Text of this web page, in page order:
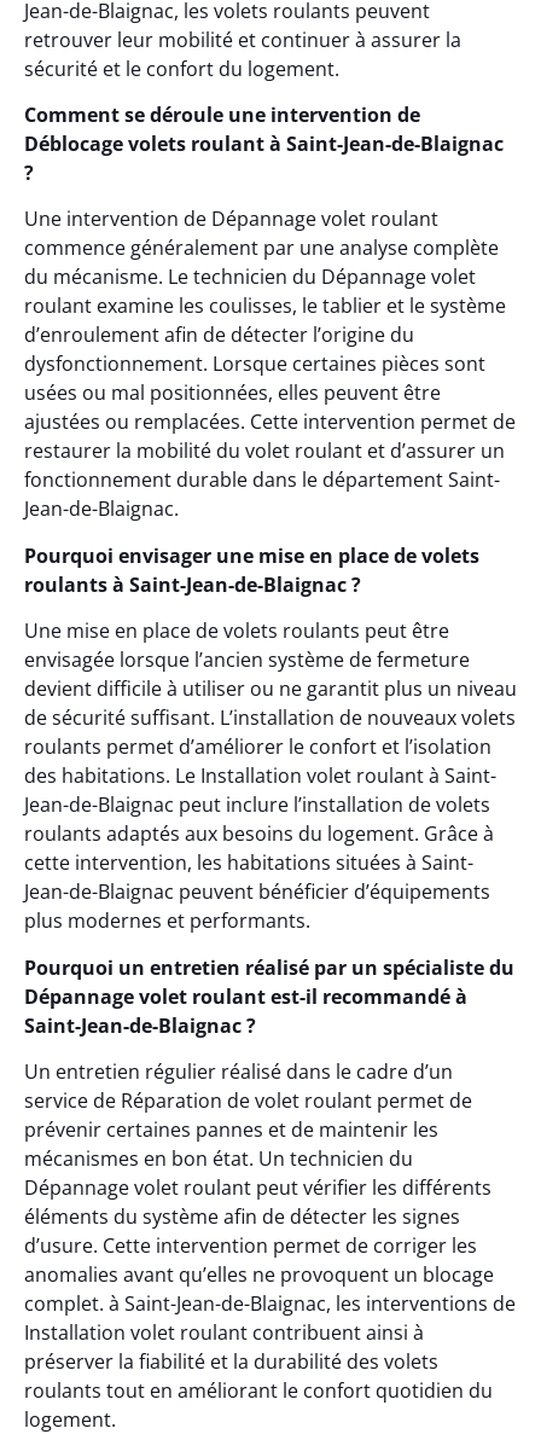
Jean-de-Blaignac, les volets roulants peuvent
retrouver leur mobilité et continuer à assurer la
sécurité et le confort du logement.
Comment se déroule une intervention de
Déblocage volets roulant à Saint-Jean-de-Blaignac
?
Une intervention de Dépannage volet roulant
commence généralement par une analyse complète
du mécanisme. Le technicien du Dépannage volet
roulant examine les coulisses, le tablier et le système
d’enroulement afin de détecter l’origine du
dysfonctionnement. Lorsque certaines pièces sont
usées ou mal positionnées, elles peuvent être
ajustées ou remplacées. Cette intervention permet de
restaurer la mobilité du volet roulant et d’assurer un
fonctionnement durable dans le département Saint-
Jean-de-Blaignac.
Pourquoi envisager une mise en place de volets
roulants à Saint-Jean-de-Blaignac ?
Une mise en place de volets roulants peut être
envisagée lorsque l’ancien système de fermeture
devient difficile à utiliser ou ne garantit plus un niveau
de sécurité suffisant. L’installation de nouveaux volets
roulants permet d’améliorer le confort et l’isolation
des habitations. Le Installation volet roulant à Saint-
Jean-de-Blaignac peut inclure l’installation de volets
roulants adaptés aux besoins du logement. Grâce à
cette intervention, les habitations situées à Saint-
Jean-de-Blaignac peuvent bénéficier d’équipements
plus modernes et performants.
Pourquoi un entretien réalisé par un spécialiste du
Dépannage volet roulant est-il recommandé à
Saint-Jean-de-Blaignac ?
Un entretien régulier réalisé dans le cadre d’un
service de Réparation de volet roulant permet de
prévenir certaines pannes et de maintenir les
mécanismes en bon état. Un technicien du
Dépannage volet roulant peut vérifier les différents
éléments du système afin de détecter les signes
d’usure. Cette intervention permet de corriger les
anomalies avant qu’elles ne provoquent un blocage
complet. à Saint-Jean-de-Blaignac, les interventions de
Installation volet roulant contribuent ainsi à
préserver la fiabilité et la durabilité des volets
roulants tout en améliorant le confort quotidien du
logement.